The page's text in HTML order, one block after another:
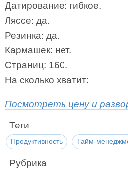
Датирование: гибкое.
Ляссе: да.
Резинка: да.
Кармашек: нет.
Страниц: 160.
На сколько хватит:
Посмотреть цену и
Теги
Продуктивность Тайм-
Рубрика